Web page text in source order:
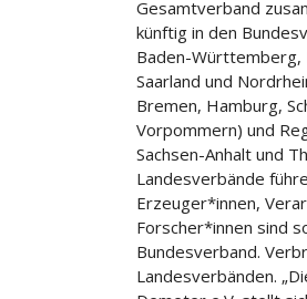
Gesamtverband
künftig in den
Baden-Württemberg,
Saarland und
Bremen, Hamburg,
Vorpommern) und
Sachsen-Anhalt und
Landesverbände
Erzeuger*innen,
Forscher*innen sind
Bundesverband.
Landesverbänden.